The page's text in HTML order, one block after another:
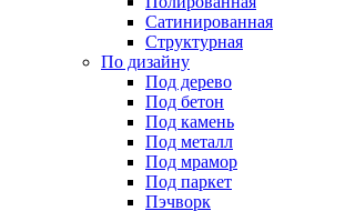
Сатинированная
Структурная
По дизайну
Под дерево
Под бетон
Под камень
Под металл
Под мрамор
Под паркет
Пэчворк